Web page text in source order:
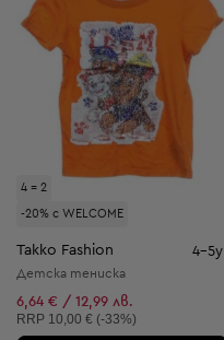
4 = 2
-20% с WELCOME
Takko Fashion 4-5y
Детска тениска
6,64 € / 12,99 лв.
Препоръчителна цена:
RRP 10,00 € (-33%)